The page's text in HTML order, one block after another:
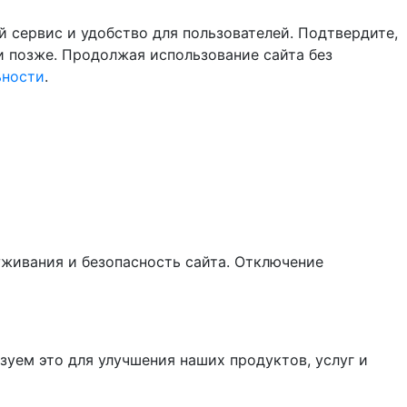
и удобство для пользователей. Подтвердите,
Продолжая использование сайта без
.
и безопасность сайта. Отключение
это для улучшения наших продуктов, услуг и